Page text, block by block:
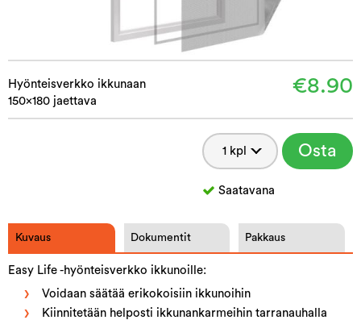
Hyönteisverkko ikkunaan
150x180 jaettava
€8.90
Osta
Saatavana
Kuvaus Dokumentit Pakkaus
Easy Life -hyönteisverkko ikkunoille:
Voidaan säätää erikokoisiin ikkunoihin
Kiinnitetään helposti ikkunankarmeihin tarranauhalla